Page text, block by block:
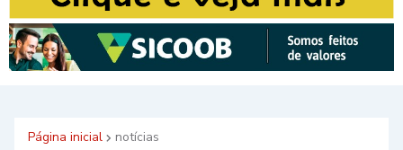
Página inicial notícias